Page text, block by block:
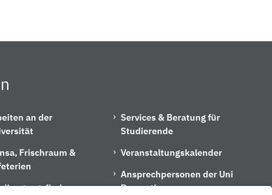
an der
Frischraum &
Services & Beratung für
Studierende
Veranstaltungskalender
Ansprechpersonen der Uni
Bayreuth